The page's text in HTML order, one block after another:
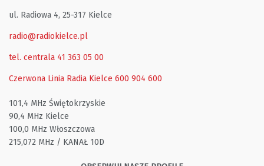
ul. Radiowa 4, 25-317 Kielce
radio@radiokielce.pl
tel. centrala 41 363 05 00
Czerwona Linia Radia Kielce 600 904 600
101,4 MHz Świętokrzyskie
90,4 MHz Kielce
100,0 MHz Włoszczowa
215,072 MHz / KANAŁ 10D